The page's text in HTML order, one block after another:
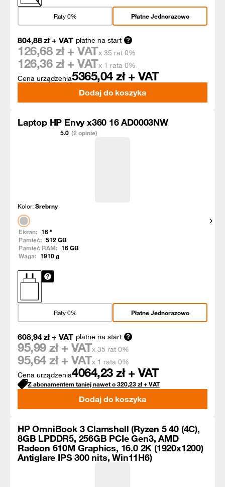
Płatne Jednorazowo
Raty 0%
Cena urządzenia5365,04 zł + VAT
804,88zł+ VAT płatne na start
126,68 zł + VATx 35 rat 0%
126,36 zł + VATx 1 rata 0%
Dodaj do koszyka
Laptop HP Envy x360 16 AD0003NW
5.0 (2 opinie)
Kolor:Srebrny
Ekran: 16 "
Pamięć: 512GB
Pamięć RAM: 16GB
Waga: 1910g
Płatne Jednorazowo
Raty 0%
Cena urządzenia4064,23 zł + VAT
608,94zł+ VAT płatne na start
95,99 zł + VATx 35 rat 0%
95,64 zł + VATx 1 rata 0%
Z abonamentem taniej nawet o320,23zł+ VAT
Dodaj do koszyka
HP OmniBook 3 Clamshell (Ryzen 5 40 (4C),
8GB LPDDR5, 256GB PCIe Gen3, AMD
Radeon 610M Graphics, 16.0 2K (1920x1200)
Antiglare IPS 300 nits, Win11H6)